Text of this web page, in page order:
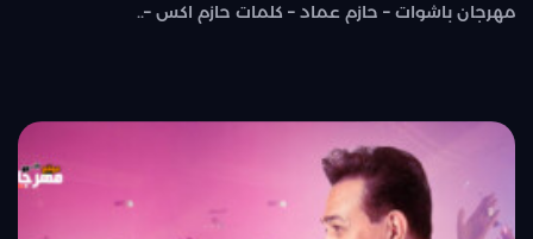
مهرجان باشوات – حازم عماد – كلمات حازم اكس –..